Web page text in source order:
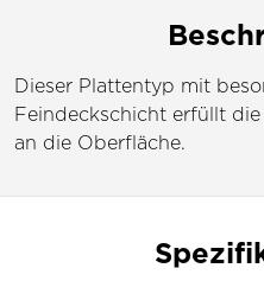
Dieser Plattentyp mit
Feindeckschicht erfüllt
an die Oberfläche.